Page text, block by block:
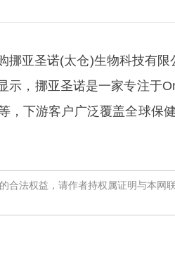
亚圣诺(太仓)生物科技有限
，挪亚圣诺是一家专注于
，下游客户广泛覆盖全球保
法权益，请作者持权属证明与本网